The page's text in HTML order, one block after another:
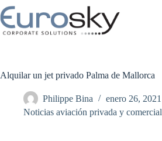
Saltar
al
contenido
Alquilar un jet privado Palma de Mallorca
Philippe Bina
enero 26, 2021
Noticias aviación privada y comercial